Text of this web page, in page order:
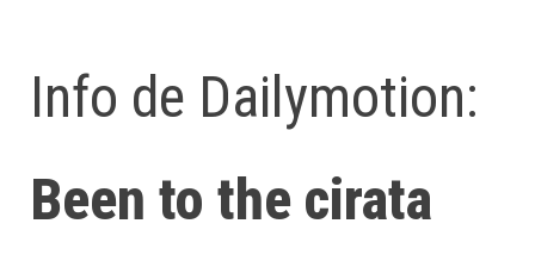
Info de Dailymotion:
Been to the cirata